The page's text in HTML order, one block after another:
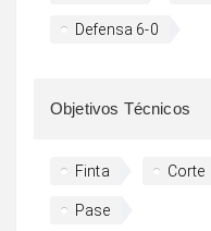
Defensa 6-0
Objetivos Técnicos
Finta Corte
Pase